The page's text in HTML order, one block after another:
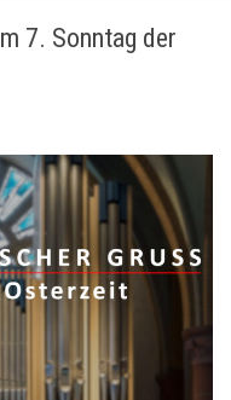
7. Sonntag der